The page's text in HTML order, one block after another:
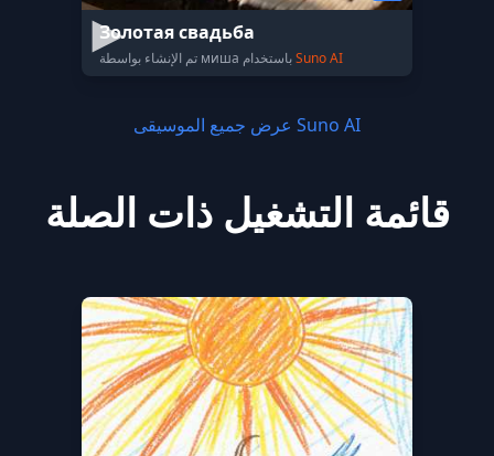
Золотая свадьба
Suno AI
عرض جميع الموسيقى Suno AI
قائمة التشغيل ذات الصلة